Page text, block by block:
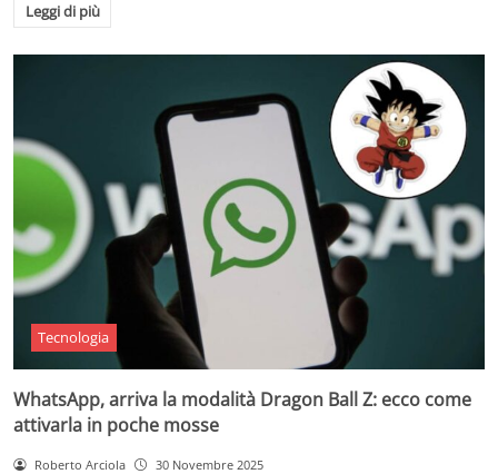
Leggi di più
Tecnologia
WhatsApp, arriva la modalità Dragon Ball Z: ecco come
attivarla in poche mosse
Roberto Arciola 30 Novembre 2025